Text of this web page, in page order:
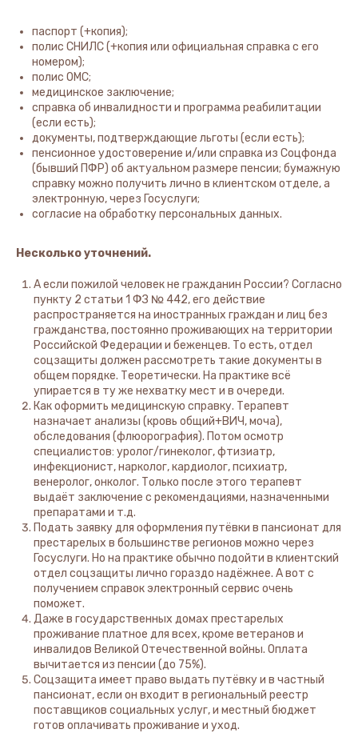
паспорт (+копия);
полис СНИЛС (+копия или официальная справка с его
номером);
полис ОМС;
медицинское заключение;
справка об инвалидности и программа реабилитации
(если есть);
документы, подтверждающие льготы (если есть);
пенсионное удостоверение и/или справка из Соцфонда
(бывший ПФР) об актуальном размере пенсии; бумажную
справку можно получить лично в клиентском отделе, а
электронную, через Госуслуги;
согласие на обработку персональных данных.
Несколько уточнений.
А если пожилой человек не гражданин России? Согласно
пункту 2 статьи 1 ФЗ № 442, его действие
распространяется на иностранных граждан и лиц без
гражданства, постоянно проживающих на территории
Российской Федерации и беженцев. То есть, отдел
соцзащиты должен рассмотреть такие документы в
общем порядке. Теоретически. На практике всё
упирается в ту же нехватку мест и в очереди.
Как оформить медицинскую справку. Терапевт
назначает анализы (кровь общий+ВИЧ, моча),
обследования (флюорография). Потом осмотр
специалистов: уролог/гинеколог, фтизиатр,
инфекционист, нарколог, кардиолог, психиатр,
венеролог, онколог. Только после этого терапевт
выдаёт заключение с рекомендациями, назначенными
препаратами и т.д.
Подать заявку для оформления путёвки в пансионат для
престарелых в большинстве регионов можно через
Госуслуги. Но на практике обычно подойти в клиентский
отдел соцзащиты лично гораздо надёжнее. А вот с
получением справок электронный сервис очень
поможет.
Даже в государственных домах престарелых
проживание платное для всех, кроме ветеранов и
инвалидов Великой Отечественной войны. Оплата
вычитается из пенсии (до 75%).
Соцзащита имеет право выдать путёвку и в частный
пансионат, если он входит в региональный реестр
поставщиков социальных услуг, и местный бюджет
готов оплачивать проживание и уход.